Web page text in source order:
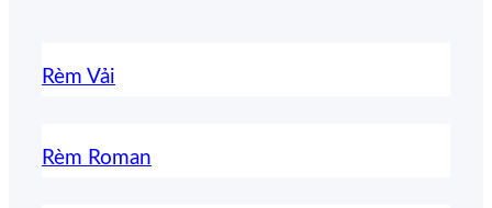
Rèm Vải
Rèm Roman